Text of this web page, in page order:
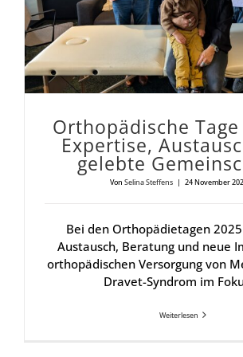
Ortho­pä­di­sche Tage
Exper­ti­se,
geleb­te
Von Selina Steffens | 24 November
Bei den Orthopädietagen
Austausch, Beratung und neue
orthopädischen Versorgung von
Dravet-Syndrom im
Weiterlesen